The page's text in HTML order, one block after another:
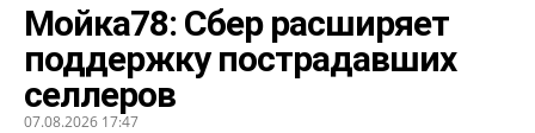
Мойка78: Сбер расширяет
поддержку пострадавших
селлеров
07.08.2026 17:47